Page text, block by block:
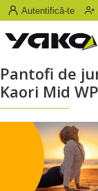
Autentifică-te
Pantofi de
Kaori Mid